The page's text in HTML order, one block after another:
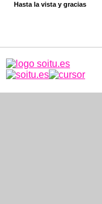
Hasta la vista y gracias